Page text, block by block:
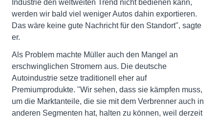
Industrie den weltweiten Trend nicht bedienen kann,
werden wir bald viel weniger Autos dahin exportieren.
Das wäre keine gute Nachricht für den Standort", sagte
er.
Als Problem machte Müller auch den Mangel an
erschwinglichen Stromern aus. Die deutsche
Autoindustrie setze traditionell eher auf
Premiumprodukte. "Wir sehen, dass sie kämpfen muss,
um die Marktanteile, die sie mit dem Verbrenner auch in
anderen Segmenten hat, halten zu können, weil derzeit